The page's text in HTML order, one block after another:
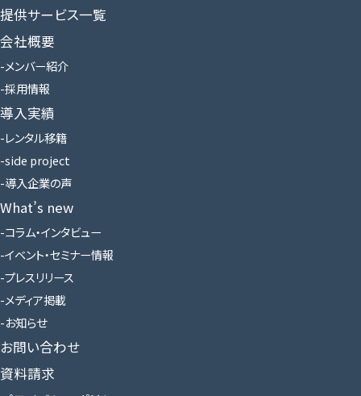
提供サービス一覧
会社概要
メンバー紹介
採用情報
導入実績
レンタル移籍
side project
導入企業の声
What’s new
コラム・インタビュー
イベント・セミナー情報
プレスリリース
メディア掲載
お知らせ
お問い合わせ
資料請求